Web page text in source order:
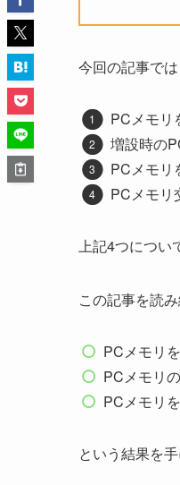
今回の記事では
PCメモリ
増設時の
PCメモリ
PCメモリ
上記4つについ
この記事を読
PCメモリ
PCメモリ
PCメモリ
という結果を